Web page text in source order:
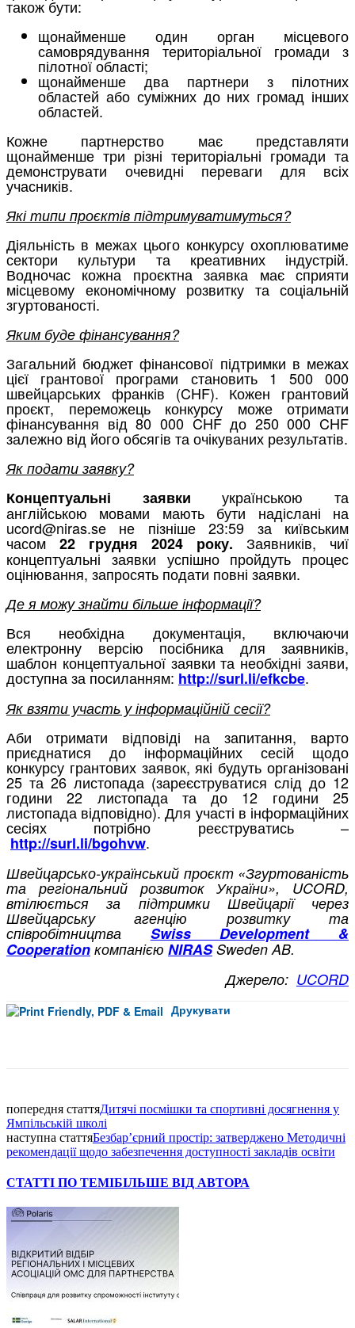
також бути:
щонайменше один орган місцевого
самоврядування територіальної громади з
пілотної області;
щонайменше два партнери з пілотних
областей або суміжних до них громад інших
областей.
Кожне партнерство має представляти
щонайменше три різні територіальні громади та
демонструвати очевидні переваги для всіх
учасників.
Які типи проєктів підтримуватимуться?
Діяльність в межах цього конкурсу охоплюватиме
сектори культури та креативних індустрій.
Водночас кожна проєктна заявка має сприяти
місцевому економічному розвитку та соціальній
згуртованості.
Яким буде фінансування?
Загальний бюджет фінансової підтримки в межах
цієї грантової програми становить 1 500 000
швейцарських франків (CHF). Кожен грантовий
проєкт, переможець конкурсу може отримати
фінансування від 80 000 CHF до 250 000 CHF
залежно від його обсягів та очікуваних результатів.
Як подати заявку?
Концептуальні заявки українською та
англійською мовами мають бути надіслані на
ucord@niras.se не пізніше 23:59 за київським
часом 22 грудня 2024 року. Заявників, чиї
концептуальні заявки успішно пройдуть процес
оцінювання, запросять подати повні заявки.
Де я можу знайти більше інформації?
Вся необхідна документація, включаючи
електронну версію посібника для заявників,
шаблон концептуальної заявки та необхідні заяви,
доступна за посиланням: http://surl.li/efkcbe.
Як взяти участь у інформаційній сесії?
Аби отримати відповіді на запитання, варто
приєднатися до інформаційних сесій щодо
конкурсу грантових заявок, які будуть організовані
25 та 26 листопада (зареєструватися слід до 12
години 22 листопада та до 12 години 25
листопада відповідно). Для участі в інформаційних
сесіях потрібно реєструватись –
http://surl.li/bgohvw.
Швейцарсько-український проєкт «Згуртованість
та регіональний розвиток України», UCORD,
втілюється за підтримки Швейцарії через
Швейцарську агенцію розвитку та
співробітництва Swiss Development &
Cooperationкомпанією NIRASSweden AB.
Джерело: UCORD
Друкувати
попередня статтяДитячі посмішки та спортивні досягнення у
Ямпільській школі
наступна статтяБезбар’єрний простір: затверджено Методичні
рекомендації щодо забезпечення доступності закладів освіти
СТАТТІ ПО ТЕМІБІЛЬШЕ ВІД АВТОРА